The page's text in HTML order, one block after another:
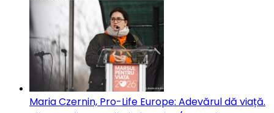
Maria Czernin, Pro-Life Europe: Adevărul dă viață.